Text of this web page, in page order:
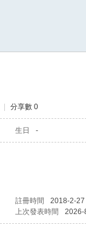
分享數 0
生日 -
註冊時間
2018-2-
上次發表時間 2026-